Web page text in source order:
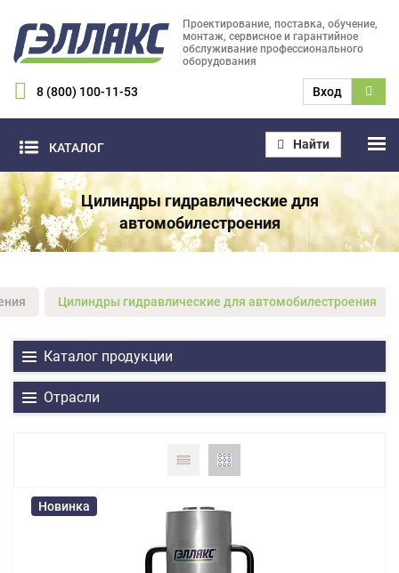
Проектирование, поставка, обучение,
монтаж, сервисное и гарантийное
обслуживание профессионального
оборудования
8 (800) 100-11-53 Вход
КАТАЛОГ Найти
Цилиндры гидравлические для
автомобилестроения
Цилиндры гидравлические для автомобилестроения
Каталог продукции
Отрасли
Новинка